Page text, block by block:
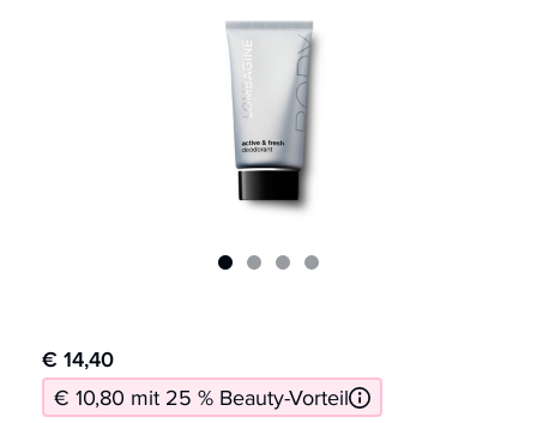
€ 14,40
€ 10,80 mit 25 % Beauty-Vorteil